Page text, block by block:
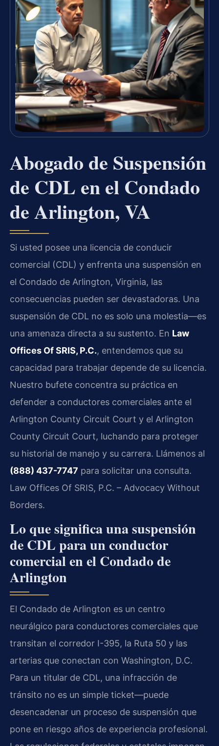
Abogado de Suspensión
de CDL en el Condado
de Arlington, VA
Si usted posee una licencia de conducir
comercial (CDL) y enfrenta una suspensión en
el Condado de Arlington, Virginia, las
consecuencias pueden ser devastadoras. Una
suspensión de CDL no es solo una molestia—es
una amenaza directa a su sustento. En Law
Offices Of SRIS, P.C., entendemos que su
capacidad para trabajar depende de su licencia.
Nuestro bufete concentra su práctica en
defender a conductores comerciales ante el
Arlington County Circuit Court y el Arlington
County Circuit Court, luchando para proteger
su historial de manejo y su carrera. Llámenos al
(888) 437-7747 para solicitar una consulta.
Law Offices Of SRIS, P.C. – Advocacy Without
Borders.
Lo que significa una suspensión
de CDL para un conductor
comercial en el Condado de
Arlington
El Condado de Arlington es un centro
neurálgico para conductores comerciales que
transitan el corredor I-395, la Ruta 50 y las
arterias que conectan con Washington, D.C.
Para un titular de CDL, una infracción de
tránsito no es un simple ticket—puede
desencadenar un proceso de suspensión que
pone en riesgo años de experiencia profesional.